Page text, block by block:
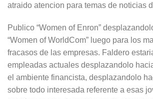
atraido atencion para temas de noticias
Publico “Women of Enron”
“Women of WorldCom” luego para los
fracasos de las empresas. Faldero
empleadas actuales desplazandolo
el ambiente financista, desplazandolo
sobre todo interesada referente a esas